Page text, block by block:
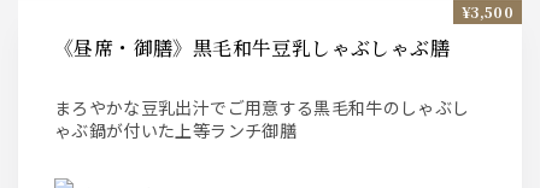
《昼席・御膳》黒毛和牛豆乳しゃぶしゃぶ膳
まろやかな豆乳出汁でご用意する黒毛和牛のしゃぶし
ゃぶ鍋が付いた上等ランチ御膳
¥3,500